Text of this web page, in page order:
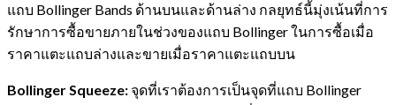
แถบ Bollinger Bands ด้านบนและด้านล่าง กลยุทธ์นี้มุ่งเน้นที่การ
รักษาการซื้อขายภายในช่วงของแถบ Bollinger ในการซื้อเมื่อ
ราคาแตะแถบล่างและขายเมื่อราคาแตะแถบบน
Bollinger Squeeze: จุดที่เราต้องการเป็นจุดที่แถบ Bollinger